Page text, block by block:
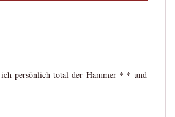
persönlich total der Hammer *-* und